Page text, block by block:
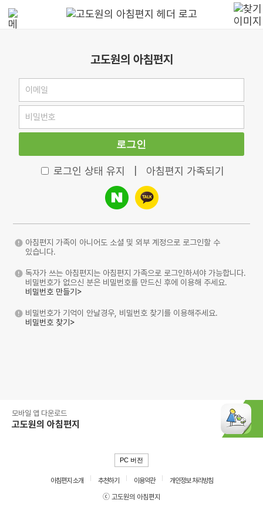
고도원의 아침편지
로그인
로그인 상태 유지 아침편지 가족되기
아침편지 가족이 아니어도 소셜 및 외부 계정으로 로그인할 수
있습니다.
독자가 쓰는 아침편지는 아침편지 가족으로 로그인하셔야 가능합니다.
비밀번호가 없으신 분은 비밀번호를 만드신 후에 이용해 주세요.
비밀번호 만들기>
비밀번호가 기억이 안날경우, 비밀번호 찾기를 이용해주세요.
비밀번호 찾기>
모바일 앱 다운로드
고도원의 아침편지
PC 버전
아침편지 소개 추천하기 이용약관
개인정보 처리방침
ⓒ 고도원의 아침편지